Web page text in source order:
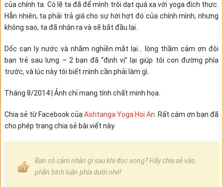
của chính ta. Có lẽ ta đã để mình trôi dạt quá xa với yoga đích thực.
Hẳn nhiên, ta phải trả giá cho sự hời hợt đó của chính mình, nhưng
không sao, ta đã nhận ra và sẽ bắt đầu lại.
Dốc cạn ly nước và nhắm nghiền mắt lại… lòng thầm cảm ơn đôi
bạn trẻ sau lưng – 2 bạn đã “định vị” lại giúp tôi con đường phía
trước, và lúc này tôi biết mình cần phải làm gì.
Tháng 8/2014 | Ảnh chỉ mang tính chất minh họa.
Chia sẻ từ Facebook củaAshtanga Yoga Hoi An. Rất cám ơn bạn đã
cho phép trang chia sẻ bài viết này.
Bạn có cảm nhận gì sau khi đọc xong? Hãy chia sẻ vào
phần bình luận phía dưới nhé!